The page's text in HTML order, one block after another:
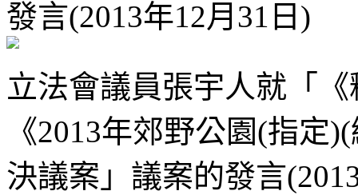
發言(2013年12月31日)
立法會議員張宇人就「
《2013年郊野公園(指定
決議案」議案的發言